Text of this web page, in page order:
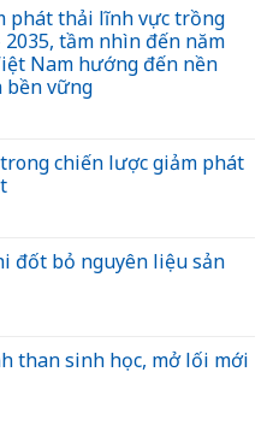
phát thải lĩnh vực trồng
tầm nhìn đến năm
Nam hướng đến nền
bền vững
chiến lược giảm phát
đốt bỏ nguyên liệu sản
than sinh học, mở lối mới